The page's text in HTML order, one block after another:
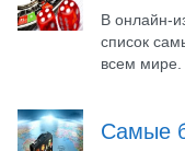
В онлайн-
список
всем мире.
Самые